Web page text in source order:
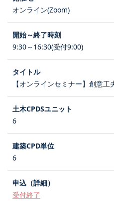
オンライン(Zoom)
9:30～16:30(受付9:00)
【オンラインセミナー】創意
6
6
受付終了